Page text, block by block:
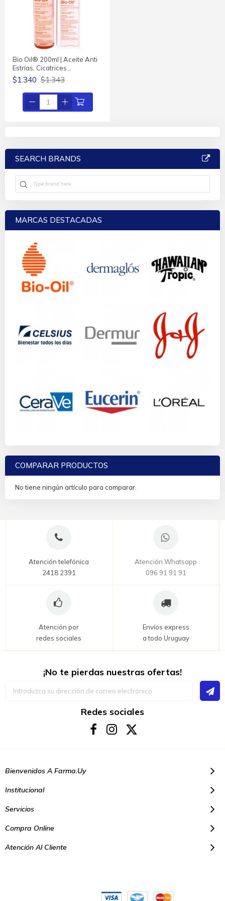
Bio Oil® 200ml | Aceite Anti
Estrías, Cicatrices…
$1.340 $1.343
SEARCH BRANDS
MARCAS DESTACADAS
COMPARAR PRODUCTOS
No tiene ningún artículo para comparar.
Atención telefónica
2418 2391
Atención Whatsapp
096 91 91 91
Atención por
redes sociales
Envíos express
a todo Uruguay
¡No te pierdas nuestras ofertas!
Redes sociales
Bienvenidos A Farma.uy
Institucional
Servicios
Compra Online
Atención Al Cliente